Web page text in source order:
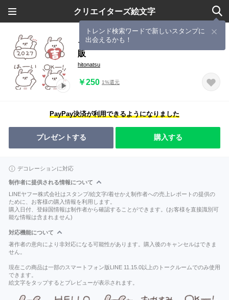
クリエイターズ絵文字
トレンド検索ワードで新しいスタンプに
出会えるかも！
ちびっこうさぎさん◎絵文字 #2027再
販
hitonatsu
￥250 1%還元
PayPay決済が利用できるようになりました
プレゼントする 購入する
デコレーションに対応
制作者に提供される情報について
LINEヤフー株式会社はスタンプ/絵文字/着せかえ制作者への売上レポートの提供の
ために、お客様の購入情報を利用します。
購入日付、登録国情報は制作者から確認することができます。(お客様を直接識別可
能な情報は含まれません)
対応機能について
著作者の意向により非対応になる可能性があります。購入後のキャンセルはできま
せん。
現在この商品は一部のスマートフォン版LINE 11.15.0以上のトークルームでのみ使用
できます。
絵文字をタップするとプレビューが表示されます。